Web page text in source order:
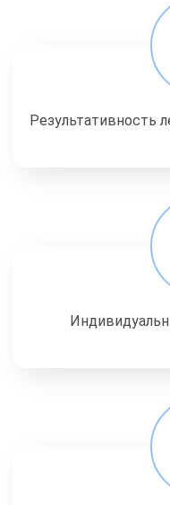
Результативность